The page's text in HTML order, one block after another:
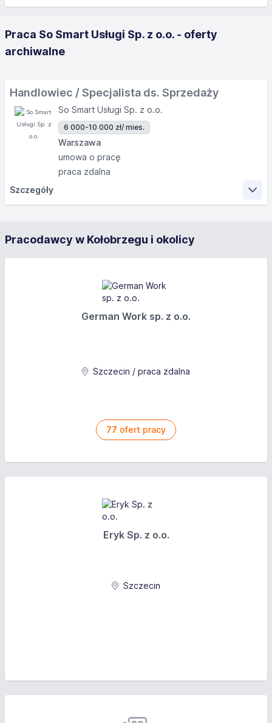
Praca So Smart Usługi Sp. z o.o. - oferty
archiwalne
Handlowiec / Specjalista ds. Sprzedaży
So Smart Usługi Sp. z o.o.
6 000-10 000 zł/ mies.
Warszawa
umowa o pracę
praca zdalna
Szczegóły
marketingowych.
Budowanie długofalowych relacji handlowych z
Opracowywanie i prezentacja ofert handlowych,
Monitorowanie rynku oraz analiza trendów
Doświadczenie w branży sprzątającej będzie
Zdolności komunikacyjne oraz umiejętność
Prawo jazdy kat. B.
Pracodawcy w Kołobrzegu i okolicy
German Work sp. z o.o.
Szczecin / praca zdalna
77 ofert pracy
Eryk Sp. z o.o.
Szczecin